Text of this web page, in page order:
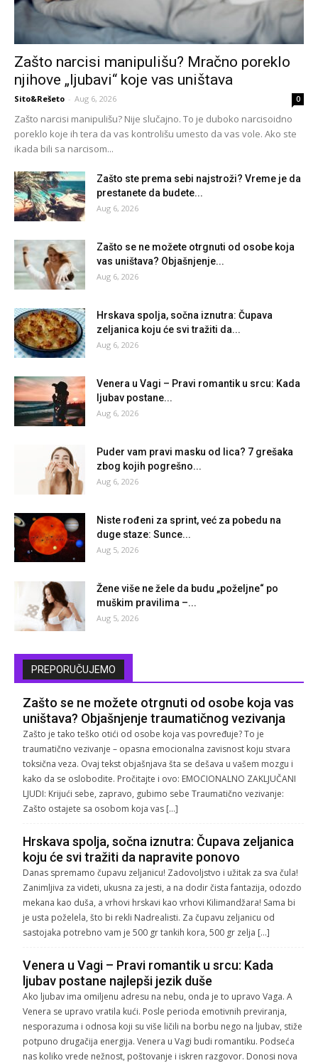
Zašto narcisi manipulišu? Mračno poreklo
njihove „ljubavi“ koje vas uništava
Sito&Rešeto - Aug 6, 2026 0
Zašto narcisi manipulišu? Nije slučajno. To je duboko narcisoidno
poreklo koje ih tera da vas kontrolišu umesto da vas vole. Ako ste
ikada bili sa narcisom...
Zašto ste prema sebi najstroži? Vreme je da
prestanete da budete...
Aug 6, 2026
Zašto se ne možete otrgnuti od osobe koja
vas uništava? Objašnjenje...
Aug 6, 2026
Hrskava spolja, sočna iznutra: Čupava
zeljanica koju će svi tražiti da...
Aug 6, 2026
Venera u Vagi – Pravi romantik u srcu: Kada
ljubav postane...
Aug 6, 2026
Puder vam pravi masku od lica? 7 grešaka
zbog kojih pogrešno...
Aug 6, 2026
Niste rođeni za sprint, već za pobedu na
duge staze: Sunce...
Aug 5, 2026
Žene više ne žele da budu „poželjne“ po
muškim pravilima –...
Aug 5, 2026
PREPORUČUJEMO
Zašto se ne možete otrgnuti od osobe koja vas
uništava? Objašnjenje traumatičnog vezivanja
Zašto je tako teško otići od osobe koja vas povređuje? To je
traumatično vezivanje – opasna emocionalna zavisnost koju stvara
toksična veza. Ovaj tekst objašnjava šta se dešava u vašem mozgu i
kako da se oslobodite. Pročitajte i ovo: EMOCIONALNO ZAKLJUČANI
LJUDI: Krijući sebe, zapravo, gubimo sebe Traumatično vezivanje:
Zašto ostajete sa osobom koja vas […]
Hrskava spolja, sočna iznutra: Čupava zeljanica
koju će svi tražiti da napravite ponovo
Danas spremamo čupavu zeljanicu! Zadovoljstvo i užitak za sva čula!
Zanimljiva za videti, ukusna za jesti, a na dodir čista fantazija, odozdo
mekana kao duša, a vrhovi hrskavi kao vrhovi Kilimandžara! Sama bi
je usta poželela, što bi rekli Nadrealisti. Za čupavu zeljanicu od
sastojaka potrebno vam je 500 gr tankih kora, 500 gr zelja […]
Venera u Vagi – Pravi romantik u srcu: Kada
ljubav postane najlepši jezik duše
Ako ljubav ima omiljenu adresu na nebu, onda je to upravo Vaga. A
Venera se upravo vratila kući. Posle perioda emotivnih previranja,
nesporazuma i odnosa koji su više ličili na borbu nego na ljubav, stiže
potpuno drugačija energija. Venera u Vagi budi romantiku. Podseća
nas koliko vrede nežnost, poštovanje i iskren razgovor. Donosi nova